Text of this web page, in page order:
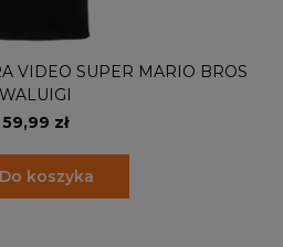
VIDEO SUPER MARIO BROS
WALUIGI
59,99 zł
Do koszyka